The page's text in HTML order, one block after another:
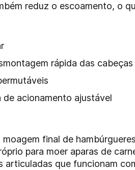
reduz o escoamento, o
rápida das
de acionamento ajustável
final de
para moer aparas de
articuladas que funcionam